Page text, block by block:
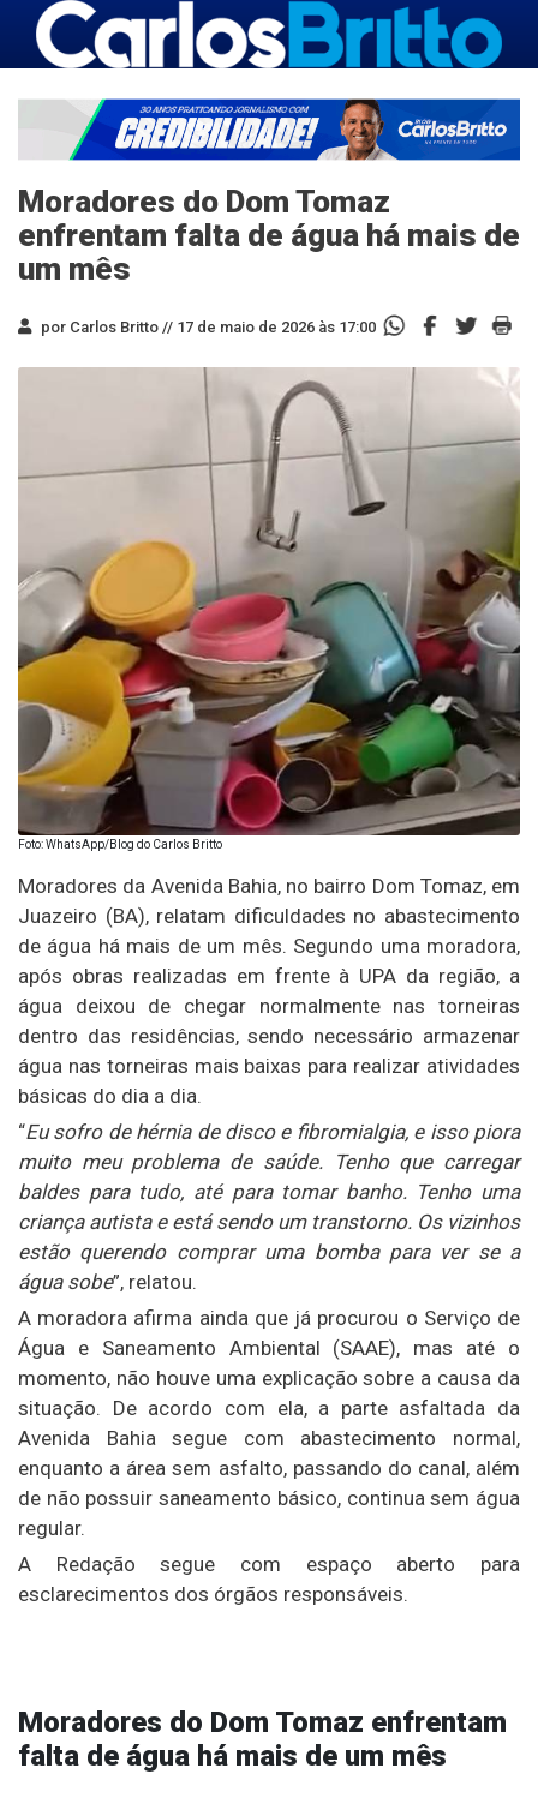
Moradores do Dom Tomaz
enfrentam falta de água há mais de
um mês
por Carlos Britto // 17 de maio de 2026 às 17:00
Foto: WhatsApp/Blog do Carlos Britto
Moradores da Avenida Bahia, no bairro Dom Tomaz, em
Juazeiro (BA), relatam dificuldades no abastecimento
de água há mais de um mês. Segundo uma moradora,
após obras realizadas em frente à UPA da região, a
água deixou de chegar normalmente nas torneiras
dentro das residências, sendo necessário armazenar
água nas torneiras mais baixas para realizar atividades
básicas do dia a dia.
“Eu sofro de hérnia de disco e fibromialgia, e isso piora
muito meu problema de saúde. Tenho que carregar
baldes para tudo, até para tomar banho. Tenho uma
criança autista e está sendo um transtorno. Os vizinhos
estão querendo comprar uma bomba para ver se a
água sobe”, relatou.
A moradora afirma ainda que já procurou o Serviço de
Água e Saneamento Ambiental (SAAE), mas até o
momento, não houve uma explicação sobre a causa da
situação. De acordo com ela, a parte asfaltada da
Avenida Bahia segue com abastecimento normal,
enquanto a área sem asfalto, passando do canal, além
de não possuir saneamento básico, continua sem água
regular.
A Redação segue com espaço aberto para
esclarecimentos dos órgãos responsáveis.
Moradores do Dom Tomaz enfrentam
falta de água há mais de um mês